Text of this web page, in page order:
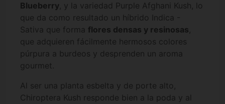
Blueberry, y la variedad Purple Afghani Kush, lo
que da como resultado un híbrido Indica -
Sativa que forma flores densas y resinosas,
que adquieren fácilmente hermosos colores
púrpura a burdeos y desprenden un aroma
gourmet.
Al ser una planta esbelta y de porte alto,
Chiroptera Kush responde bien a la poda y al